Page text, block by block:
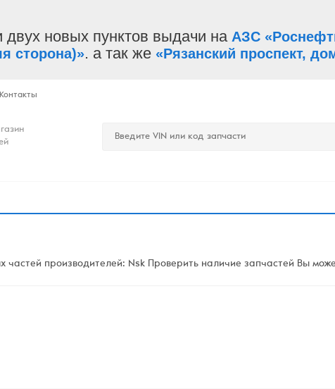
новых пунктов выдачи на АЗС
сторона)». а так же «Рязанский проспект,
Контакты
производителей: Nsk Проверить наличие запчастей Вы